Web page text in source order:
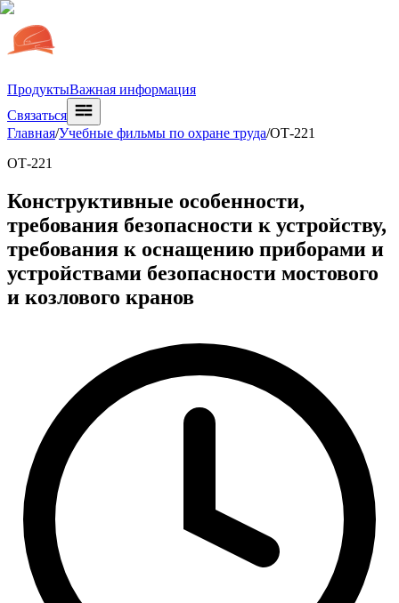
ПродуктыВажная информация
Связаться
Главная/Учебные фильмы по охране труда/ОТ-221
ОТ-221
Конструктивные особенности,
требования безопасности к устройству,
требования к оснащению приборами и
устройствами безопасности мостового
и козлового кранов